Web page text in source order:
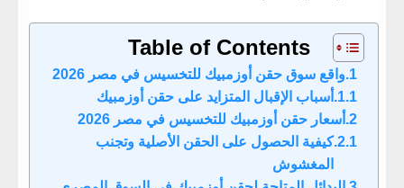
Table of Contents
​واقع سوق حقن أوزمبيك للتخسيس في مصر 2026
​أسباب الإقبال المتزايد على حقن أوزمبيك
​أسعار حقن أوزمبيك للتخسيس في مصر 2026
​كيفية الحصول على الحقن الأصلية وتجنب
المغشوش